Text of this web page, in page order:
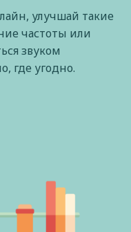
улучшай такие
частоты или
звуком
где угодно.